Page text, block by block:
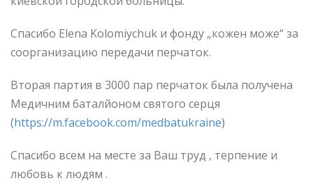
Спасибо Elena Kolomiychuk и фонду „кожен може“ за
соорганизацию передачи перчаток.
Вторая партия в 3000 пар перчаток была получена
Медичним баталйоном святого серця
(https://m.facebook.com/medbatukraine)
Спасибо всем на месте за Ваш труд , терпение и
любовь к людям .